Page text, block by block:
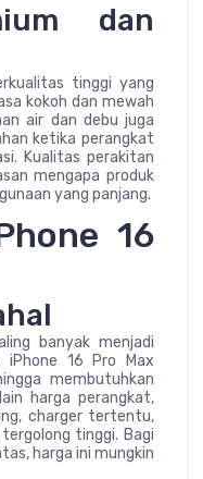
dan
tinggi yang
kokoh dan mewah
air dan debu juga
ketika perangkat
Kualitas perakitan
mengapa produk
yang panjang.
16
banyak menjadi
iPhone 16 Pro Max
membutuhkan
harga perangkat,
charger tertentu,
tinggi. Bagi
harga ini mungkin